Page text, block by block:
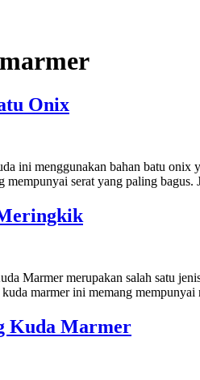
Onix
ini menggunakan bahan batu
serat yang paling
Marmer merupakan salah satu
marmer ini memang
Kuda Marmer